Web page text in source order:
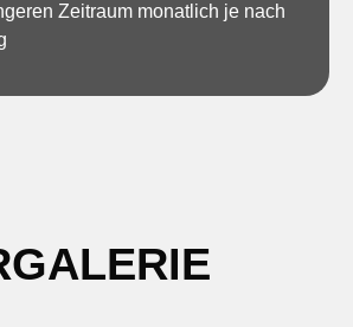
Zeitraum monatlich je nach